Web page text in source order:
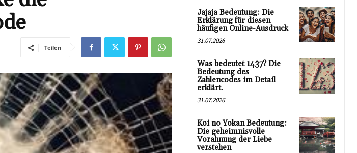
Teilen
Jajaja Bedeutung: Die
Erklärung für diesen
häufigen Online-Ausdruck
31.07.2026
Was bedeutet 1437? Die
Bedeutung des
Zahlencodes im Detail
erklärt.
31.07.2026
Koi no Yokan Bedeutung:
Die geheimnisvolle
Vorahnung der Liebe
verstehen